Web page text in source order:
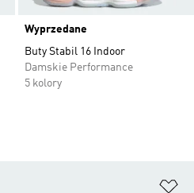
Wyprzedane
Buty Stabil 16 Indoor
Damskie Performance
5 kolory